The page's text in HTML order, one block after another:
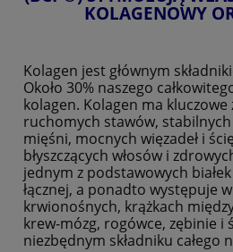
KOLAGENOWY
Kolagen jest głównym
Około 30% naszego
kolagen. Kolagen ma kluczowe
ruchomych stawów,
mięśni, mocnych więzadeł i
błyszczących włosów i
jednym z podstawowych
łącznej, a ponadto występuje
krwionośnych, krążkach
krew-mózg, rogówce, zębinie i
niezbędnym składniku całego